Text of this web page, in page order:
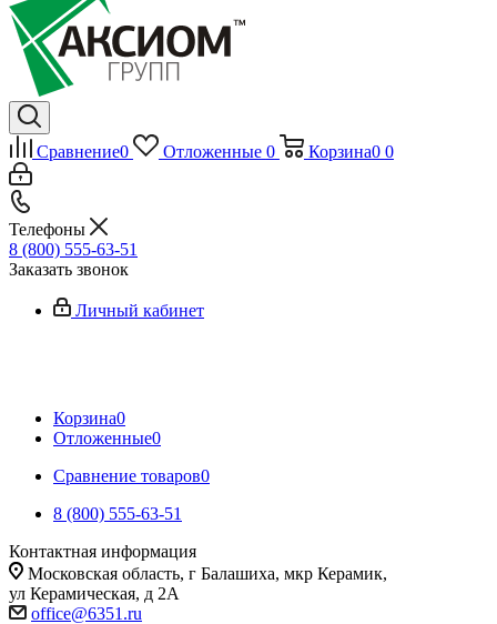
Сравнение0 Отложенные 0 Корзина0 0
Телефоны
8 (800) 555-63-51
Заказать звонок
Личный кабинет
Корзина0
Отложенные0
Сравнение товаров0
8 (800) 555-63-51
Контактная информация
Московская область, г Балашиха, мкр Керамик,
ул Керамическая, д 2А
office@6351.ru